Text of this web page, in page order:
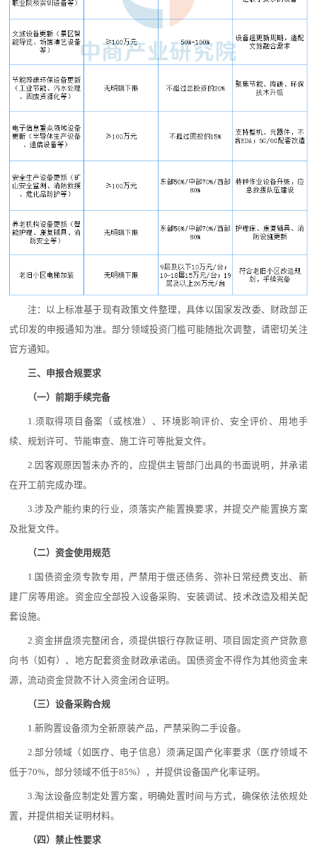
注：以上标准基于现有政策文件整理，具体以国家发改委、财政部正
式印发的申报通知为准。部分领域投资门槛可能随批次调整，请密切关注
官方通知。
三、申报合规要求
（一）前期手续完备
1.须取得项目备案（或核准）、环境影响评价、安全评价、用地手
续、规划许可、节能审查、施工许可等批复文件。
2.因客观原因暂未办齐的，应提供主管部门出具的书面说明，并承诺
在开工前完成办理。
3.涉及产能约束的行业，须落实产能置换要求，并提交产能置换方案
及批复文件。
（二）资金使用规范
1.国债资金须专款专用，严禁用于偿还债务、弥补日常经费支出、新
建厂房等用途。资金应全部投入设备采购、安装调试、技术改造及相关配
套设施。
2.资金拼盘须完整闭合，须提供银行存款证明、项目固定资产贷款意
向书（如有）、地方配套资金财政承诺函。国债资金不得作为其他资金来
源，流动资金贷款不计入资金闭合证明。
（三）设备采购合规
1.新购置设备须为全新原装产品，严禁采购二手设备。
2.部分领域（如医疗、电子信息）须满足国产化率要求（医疗领域不
低于70%，部分领域不低于85%），并提供设备国产化率证明。
3.淘汰设备应制定处置方案，明确处置时间与方式，确保依法依规处
置，并提供相关证明材料。
（四）禁止性要求